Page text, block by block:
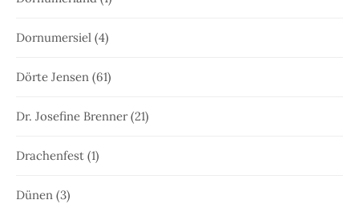
Dornumersiel (4)
Dörte Jensen (61)
Dr. Josefine Brenner(21)
Drachenfest (1)
Dünen (3)